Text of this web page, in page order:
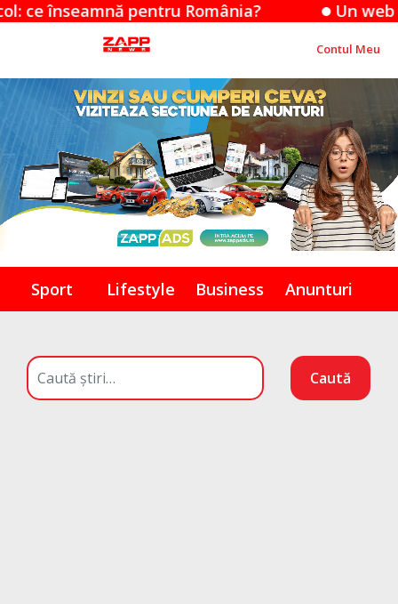
pentru România? Un web
Contul Meu
Sport Lifestyle Business Anunturi
Caută